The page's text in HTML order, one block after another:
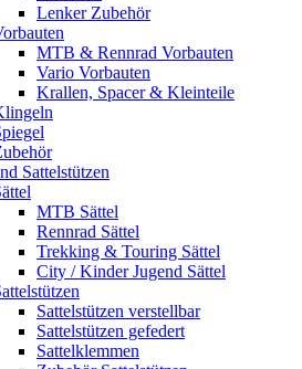
Lenker Zubehör
MTB & Rennrad Vorbauten
Vario Vorbauten
Krallen, Spacer & Kleinteile
Sattelstützen
MTB Sättel
Rennrad Sättel
Trekking & Touring Sättel
City / Kinder Jugend Sättel
Sattelstützen verstellbar
Sattelstützen gefedert
Sattelklemmen